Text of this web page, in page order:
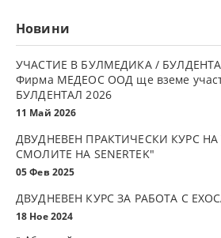
Новини
УЧАСТИЕ В БУЛМЕДИКА /
Фирма МЕДЕОС ООД ще вземе
БУЛДЕНТАЛ 2026
11 Май 2026
ДВУДНЕВЕН ПРАКТИЧЕСКИ КУРС НА
СМОЛИТЕ НА SENERTEK"
05 Фев 2025
ДВУДНЕВЕН КУРС ЗА РАБОТА С
18 Ное 2024